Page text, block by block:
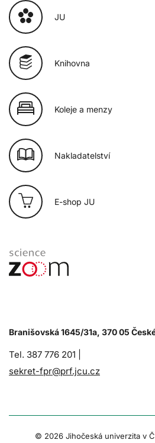
JU
Knihovna
Koleje a menzy
Nakladatelství
E-shop JU
Branišovská 1645/31a, 370 05
Tel. 387 776 201 |
sekret-fpr@prf.jcu.cz
© 2026 Jihočeská univerzita v